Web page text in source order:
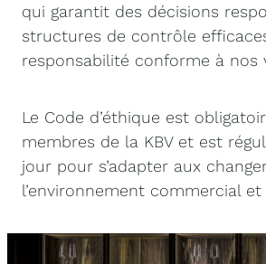
qui garantit des décisions
structures de contrôle
responsabilité conforme à nos
Le Code d’éthique est
membres de la KBV et est
jour pour s’adapter aux
l’environnement commercial